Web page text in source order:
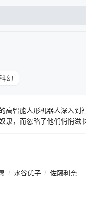
科幻
高智能人形机器人深入
隶，而忽略了他们悄悄
萨美时常会去一些指令之
着各自的快乐和烦恼。
行动……
/ 水谷优子 / 佐藤利奈